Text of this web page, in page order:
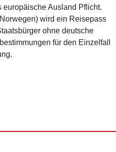
Ausland Pflicht.
wird ein Reisepass
ohne deutsche
für den Einzelfall